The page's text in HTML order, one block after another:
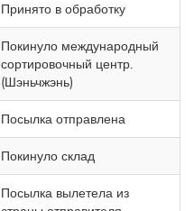
Принято в обработку
Покинуло международный
сортировочный центр.
(Шэньчжэнь)
Посылка отправлена
Покинуло склад
Посылка вылетела из